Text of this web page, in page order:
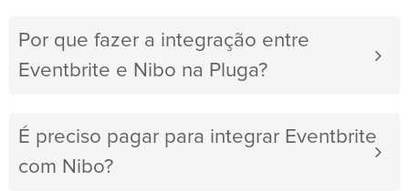
Por que fazer a integração entre
Eventbrite e Nibo na Pluga?
É preciso pagar para integrar Eventbrite
com Nibo?